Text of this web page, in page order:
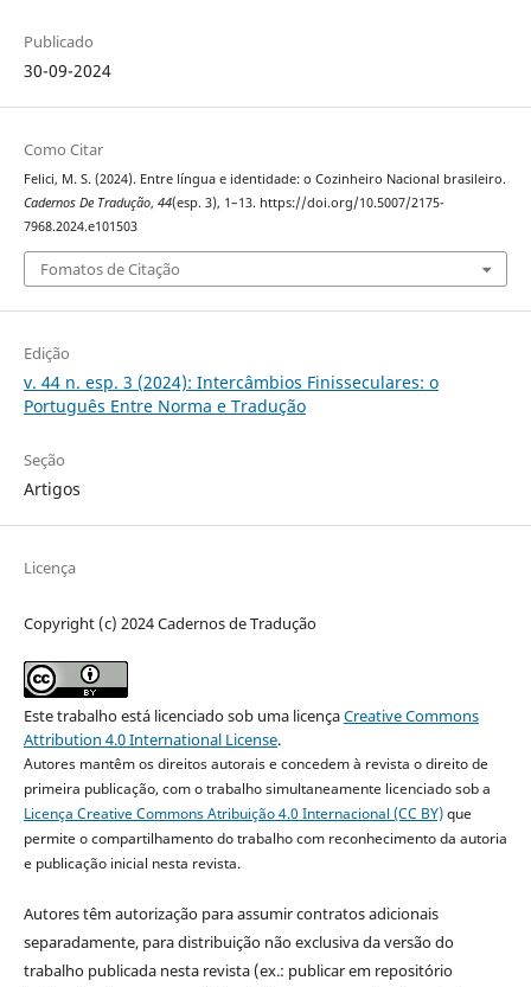
Publicado
30-09-2024
Como Citar
Felici, M. S. (2024). Entre língua e identidade: o Cozinheiro Nacional brasileiro.
Cadernos De Tradução, 44(esp. 3), 1–13. https://doi.org/10.5007/2175-
7968.2024.e101503
Fomatos de Citação
Edição
v. 44 n. esp. 3 (2024): Intercâmbios Finisseculares: o
Português Entre Norma e Tradução
Seção
Artigos
Licença
Copyright (c) 2024 Cadernos de Tradução
Este trabalho está licenciado sob uma licençaCreative Commons
Attribution 4.0 International License.
Autores mantêm os direitos autorais e concedem à revista o direito de
primeira publicação, com o trabalho simultaneamente licenciado sob a
Licença Creative Commons Atribuição 4.0 Internacional (CC BY)que
permite o compartilhamento do trabalho com reconhecimento da autoria
e publicação inicial nesta revista.
Autores têm autorização para assumir contratos adicionais
separadamente, para distribuição não exclusiva da versão do
trabalho publicada nesta revista (ex.: publicar em repositório